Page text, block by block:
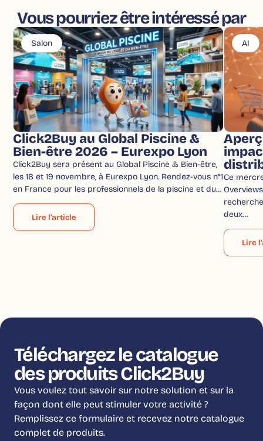
Vous pourriez être intéressé par
Salon
Click2Buy au Global Piscine &
Bien-être 2026 – Eurexpo Lyon
Click2Buy sera présent au Global Piscine & Bien-être,
les 18 et 19 novembre, à Eurexpo Lyon. Rendez-vous n°1
en France pour les professionnels de la piscine et du…
Lire l'article
AI
Ce
deux…
Lire
Téléchargez le catalogue
des produits Click2Buy
Vous voulez tout savoir sur notre solution et sur la
façon dont elle peut stimuler votre activité ?
Remplissez ce formulaire et recevez notre catalogue
complet de produits.